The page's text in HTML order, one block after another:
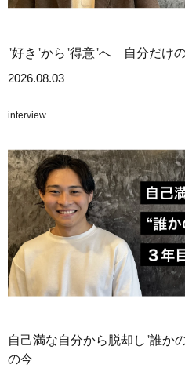
"好き"から"得意"へ 自分だけ
2026.08.03
interview
自己満な自分から脱却し"誰か
の今